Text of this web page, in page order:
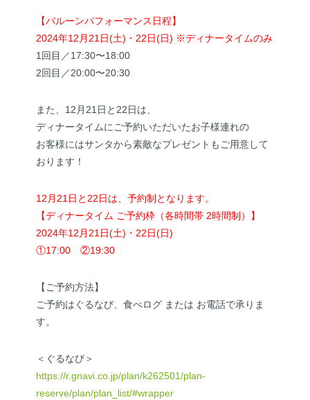
【バルーンパフォーマンス日程】
2024年12月21日(土)・22日(日) ※ディナータイムのみ
1回目／17:30〜18:00
2回目／20:00〜20:30
また、12月21日と22日は、
ディナータイムにご予約いただいたお子様連れの
お客様にはサンタから素敵なプレゼントもご用意して
おります！
12月21日と22日は、予約制となります。
【ディナータイム ご予約枠（各時間帯 2時間制）】
2024年12月21日(土)・22日(日)
①17:00 ②19:30
【ご予約方法】
ご予約はぐるなび、食べログ または お電話で承りま
す。
＜ぐるなび＞
https://r.gnavi.co.jp/plan/k262501/plan-
reserve/plan/plan_list/#wrapper